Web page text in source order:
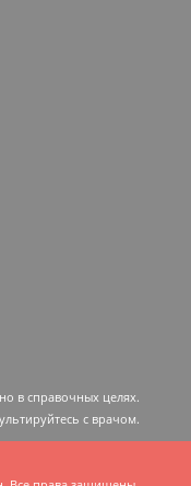
в справочных целях.
c врачом.